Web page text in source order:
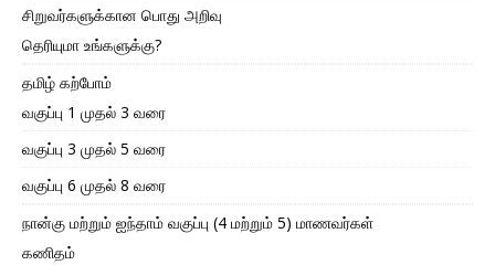
சிறுவர்களுக்கான பொது அறிவு
தெரியுமா உங்களுக்கு?
தமிழ் கற்போம்
வகுப்பு 1 முதல் 3 வரை
வகுப்பு 3 முதல் 5 வரை
வகுப்பு 6 முதல் 8 வரை
நான்கு மற்றும் ஐந்தாம் வகுப்பு (4 மற்றும் 5) மாணவர்கள்
கணிதம்